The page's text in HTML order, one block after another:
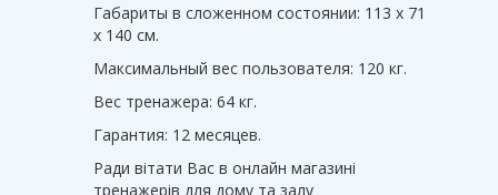
Габариты в сложенном состоянии: 113 х 71
х 140 см.
Максимальный вес пользователя: 120 кг.
Вес тренажера: 64 кг.
Гарантия: 12 месяцев.
Ради вітати Вас в онлайн магазині
тренажерів для дому та залу